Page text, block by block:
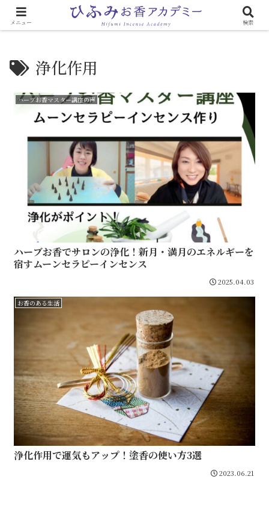
心と体に効く「お香のある生活」
浄化作用
ハーブお香マスター講座の声
ハーブお香でサロンの浄化！新月・満月のエネルギーを
宿すムーンセラピーインセンス
2025.04.03
お香のある生活
浄化作用で運気もアップ！塗香の使い方3選
2023.06.21
メニュー 検索